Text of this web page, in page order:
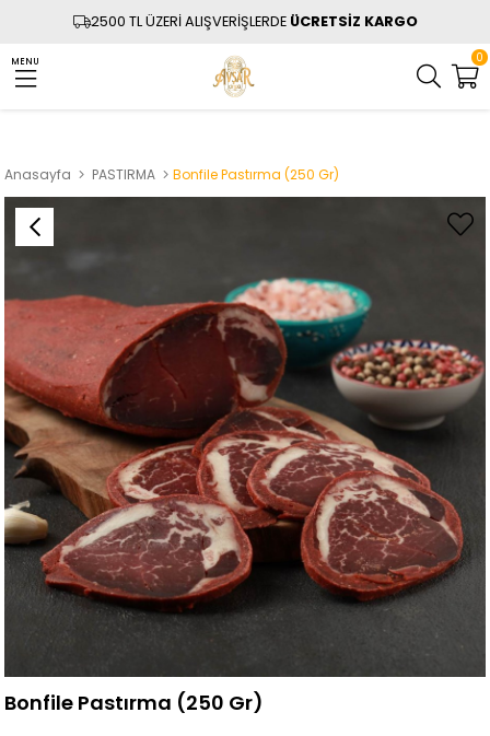
MENU
2500 TL ÜZERİ ALIŞVERİŞLERDE ÜCRETSİZ KARGO
0
Anasayfa PASTIRMA Bonfile Pastırma (250 Gr)
Bonfile Pastırma (250 Gr)